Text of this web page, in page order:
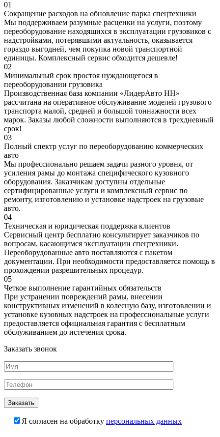
01
Сокращение расходов на обновление парка спецтехники
Мы поддерживаем разумные расценки на услуги, поэтому
переоборудование находящихся в эксплуатации грузовиков с
надстройками, потерявшими актуальность, оказывается
гораздо выгодней, чем покупка новой транспортной
единицы. Комплексный сервис обходится дешевле!
02
Минимальный срок простоя нуждающегося в
переоборудовании грузовика
Производственная база компании «ЛидерАвто НН»
рассчитана на оперативное обслуживание моделей грузового
транспорта малой, средней и большой тоннажности всех
марок. Заказы любой сложности выполняются в трехдневный
срок!
03
Полный спектр услуг по переоборудованию коммерческих
авто
Мы профессионально решаем задачи разного уровня, от
усиления рамы до монтажа специфического кузовного
оборудования. Заказчикам доступны отдельные
сертифицированные услуги и комплексный сервис по
ремонту, изготовлению и установке надстроек на грузовые
авто.
04
Техническая и юридическая поддержка клиентов
Сервисный центр бесплатно консультирует заказчиков по
вопросам, касающимся эксплуатации спецтехники.
Переоборудованные авто поставляются с пакетом
документации. При необходимости предоставляется помощь в
прохождении разрешительных процедур.
05
Четкое выполнение гарантийных обязательств
При устранении повреждений рамы, внесении
конструктивных изменений в колесную базу, изготовлении и
установке кузовных надстроек на профессиональные услуги
предоставляется официальная гарантия с бесплатным
обслуживанием до истечения срока.
Заказать звонок
Я согласен на обработку персональных данных